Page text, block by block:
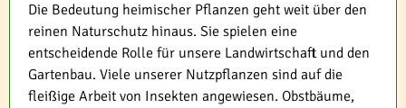
Die Bedeutung heimischer Pflanzen geht weit über den
reinen Naturschutz hinaus. Sie spielen eine
entscheidende Rolle für unsere Landwirtschaft und den
Gartenbau. Viele unserer Nutzpflanzen sind auf die
fleißige Arbeit von Insekten angewiesen. Obstbäume,